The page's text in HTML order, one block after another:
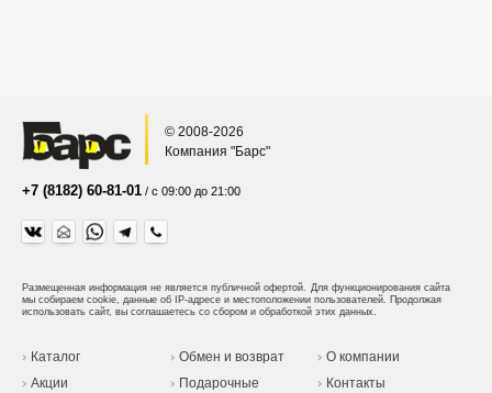
© 2008-2026
Компания "Барс"
+7 (8182) 60-81-01 / с 09:00 до 21:00
Размещенная информация не является публичной офертой. Для функционирования сайта
мы собираем cookie, данные об IP-адресе и местоположении пользователей. Продолжая
использовать сайт, вы соглашаетесь со сбором и обработкой этих данных.
Каталог
Акции
Обмен и возврат
Подарочные
О компании
Контакты